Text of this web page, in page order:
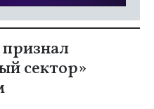
сектор»